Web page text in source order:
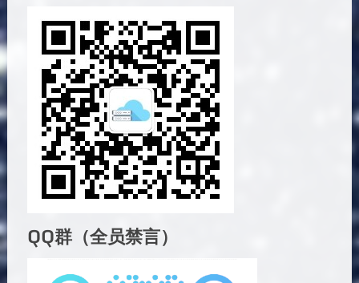
QQ群（全员禁言）